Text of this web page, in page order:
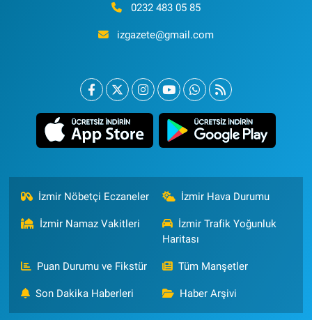
0232 483 05 85
izgazete@gmail.com
İzmir Nöbetçi Eczaneler İzmir Hava Durumu
İzmir Namaz Vakitleri
İzmir Trafik Yoğunluk
Haritası
Puan Durumu ve Fikstür Tüm Manşetler
Son Dakika Haberleri Haber Arşivi